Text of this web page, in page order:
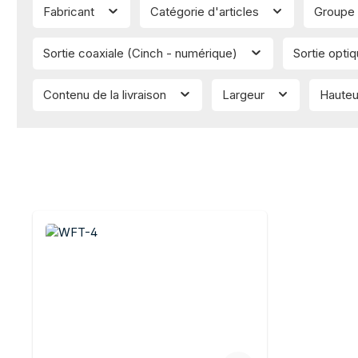
Fabricant Catégorie d'articles
Sortie coaxiale (Cinch - numérique) Sortie
Contenu de la livraison Largeur